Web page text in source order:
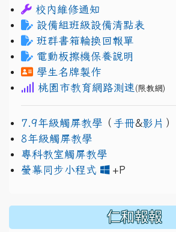
校內維修通知
設備組班級設備清點表
班群書箱輪換回報單
電動板擦機保養說明
學生名牌製作
桃園市教育網路測速 (限教網)
7.9年級觸屏教學 （ 手冊&影片 ）
8年級觸屏教學
專科教室觸屏教學
螢幕同步小程式
+P
仁和報報